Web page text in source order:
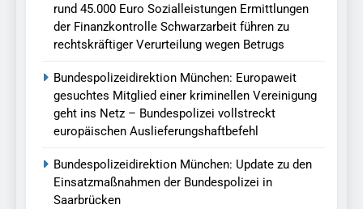
rund 45.000 Euro Sozialleistungen Ermittlungen
der Finanzkontrolle Schwarzarbeit führen zu
rechtskräftiger Verurteilung wegen Betrugs
Bundespolizeidirektion München: Europaweit
gesuchtes Mitglied einer kriminellen Vereinigung
geht ins Netz – Bundespolizei vollstreckt
europäischen Auslieferungshaftbefehl
Bundespolizeidirektion München: Update zu den
Einsatzmaßnahmen der Bundespolizei in
Saarbrücken